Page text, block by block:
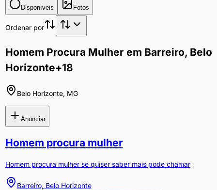
Disponíveis Fotos
Ordenar por
Homem Procura Mulher em Barreiro, Belo
Horizonte+18
Belo Horizonte, MG
Anunciar
Homem procura mulher
Homem procura mulher se quiser saber mais pode chamar
Barreiro, Belo Horizonte